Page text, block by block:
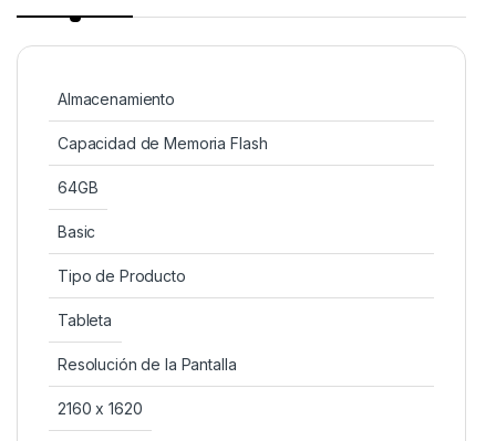
Almacenamiento
Capacidad de Memoria Flash
64GB
Basic
Tipo de Producto
Tableta
Resolución de la Pantalla
2160 x 1620